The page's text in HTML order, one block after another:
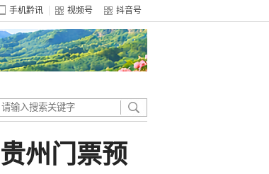
手机黔讯 视频号 抖音号
州门票预